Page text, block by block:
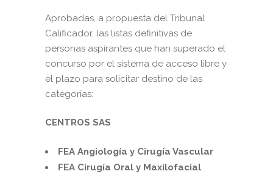
Aprobadas, a propuesta del Tribunal
Calificador, las listas definitivas de
personas aspirantes que han superado el
concurso por el sistema de acceso libre y
el plazo para solicitar destino de las
categorías:
CENTROS SAS
FEA Angiología y Cirugía Vascular
FEA Cirugía Oral y Maxilofacial